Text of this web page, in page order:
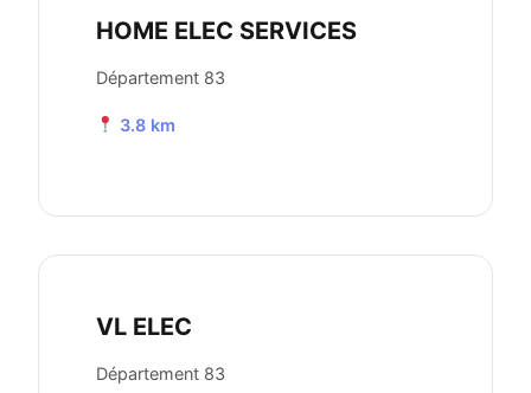
HOME ELEC SERVICES
Département 83
3.8 km
VL ELEC
Département 83